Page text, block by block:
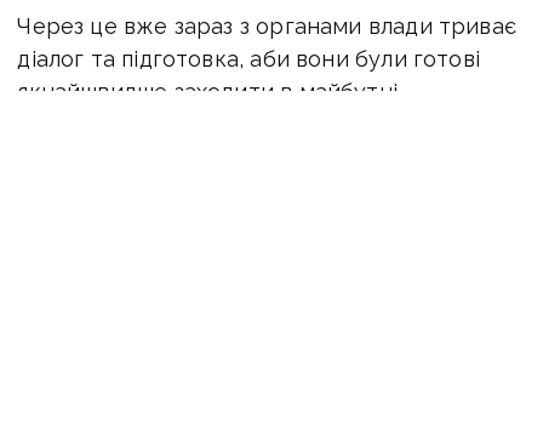
Через це вже зараз з органами влади триває
діалог та підготовка, аби вони були готові
якнайшвидше заходити в майбутні